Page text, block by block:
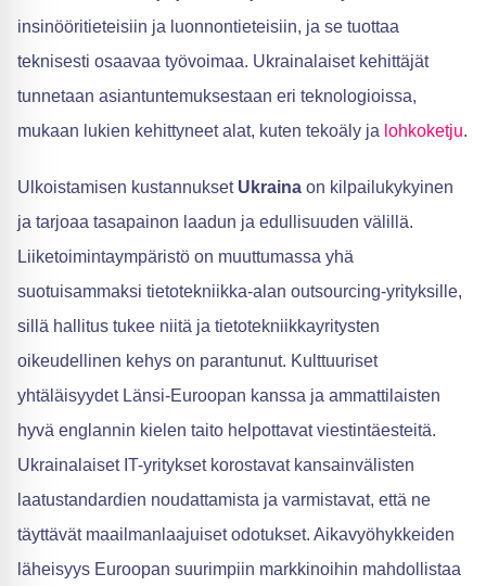
insinööritieteisiin ja luonnontieteisiin, ja se tuottaa
teknisesti osaavaa työvoimaa. Ukrainalaiset kehittäjät
tunnetaan asiantuntemuksestaan eri teknologioissa,
mukaan lukien kehittyneet alat, kuten tekoäly ja lohkoketju.
Ulkoistamisen kustannukset Ukraina on kilpailukykyinen
ja tarjoaa tasapainon laadun ja edullisuuden välillä.
Liiketoimintaympäristö on muuttumassa yhä
suotuisammaksi tietotekniikka-alan outsourcing-yrityksille,
sillä hallitus tukee niitä ja tietotekniikkayritysten
oikeudellinen kehys on parantunut. Kulttuuriset
yhtäläisyydet Länsi-Euroopan kanssa ja ammattilaisten
hyvä englannin kielen taito helpottavat viestintäesteitä.
Ukrainalaiset IT-yritykset korostavat kansainvälisten
laatustandardien noudattamista ja varmistavat, että ne
täyttävät maailmanlaajuiset odotukset. Aikavyöhykkeiden
läheisyys Euroopan suurimpiin markkinoihin mahdollistaa